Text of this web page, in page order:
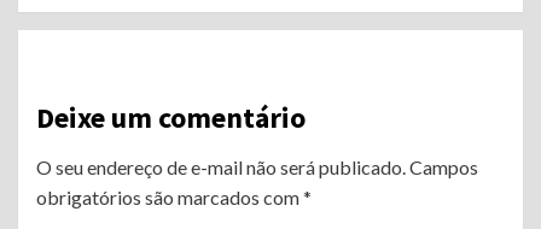
Reading
Deixe um comentário
O seu endereço de e-mail não será publicado. Campos
obrigatórios são marcados com*